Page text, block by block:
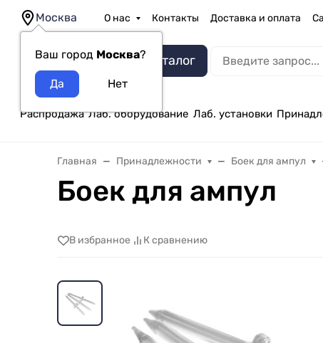
Москва
Ваш город Москва?
О нас Контакты Доставка и оплата
Каталог
Распродажа Лаб. оборудование Лаб. установки
Главная Принадлежности Боек для ампул
Боек для ампул
В избранное К сравнению